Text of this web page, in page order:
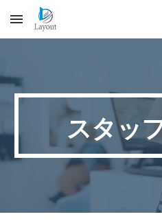
Skip to main content
スタッ